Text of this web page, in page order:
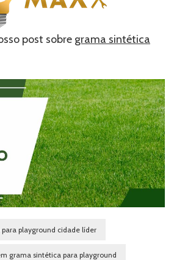
post sobre grama sintética
playground cidade líder
grama sintética para playground